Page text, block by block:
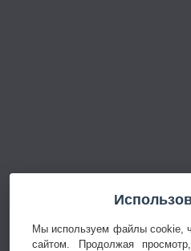
Мы используем файлы cookie,
сайтом. Продолжая